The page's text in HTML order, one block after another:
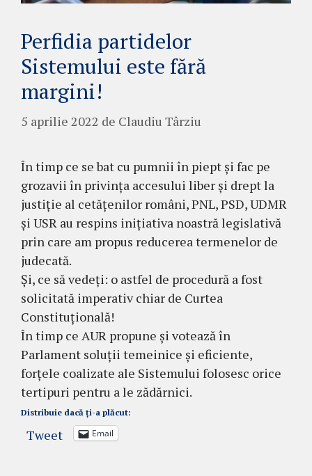
Perfidia partidelor
Sistemului este fără
margini!
5 aprilie 2022 de Claudiu Târziu
În timp ce se bat cu pumnii în piept și fac pe
grozavii în privința accesului liber și drept la
justiție al cetățenilor români, PNL, PSD, UDMR
și USR au respins inițiativa noastră legislativă
prin care am propus reducerea termenelor de
judecată.
Și, ce să vedeți: o astfel de procedură a fost
solicitată imperativ chiar de Curtea
Constituțională!
În timp ce AUR propune și votează în
Parlament soluții temeinice și eficiente,
forțele coalizate ale Sistemului folosesc orice
tertipuri pentru a le zădărnici.
Distribuie dacă ți-a plăcut:
Tweet Email